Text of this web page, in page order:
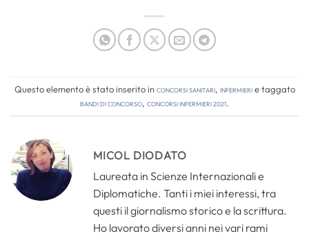
Questo elemento è stato inserito inConcorsi Sanitari, Infermierie taggato
bandi di concorso, concorsi infermieri 2021.
MICOL DIODATO
Laureata in Scienze Internazionali e
Diplomatiche. Tanti i miei interessi, tra
questi il giornalismo storico e la scrittura.
Ho lavorato diversi anni nei vari rami